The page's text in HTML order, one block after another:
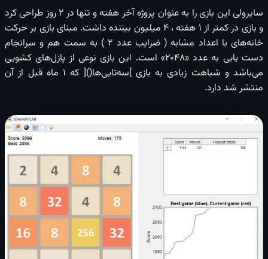
سایرولی این بازی را به عنوان پروژه آخر هفته و تنها در ۲ روز طراحی کرد
و بازی در کمتر از ۱ هفته ، ۴ میلیون بیننده داشت. مبنای بازی بر حرکت
خانه‌های با اعداد مشابه ( ضرایب عدد ۲ ) به سمت هم و سرانجام
دست ‌یابی به عدد «۲۰۴۸» است. این بازی نوعی از پازل‌های کشویی
می‌باشد و شباهت زیادی به بازی ]سه‌تایی‌ها()[ که ۱ ماه قبل از آن
منتشر شد دارد.